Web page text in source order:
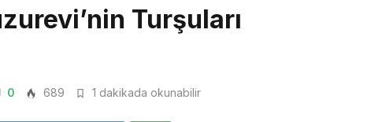
Turşuları
0 689 1 dakikada okunabilir